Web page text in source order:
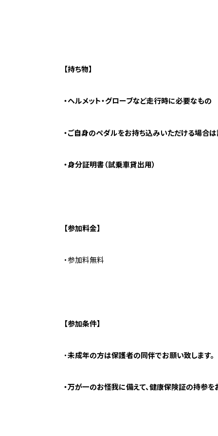
【持ち物】
・ヘルメット・グローブなど走行時に必要なもの
・ご自身のペダルをお持ち込みいただける場合
・身分証明書（試乗車貸出用）
【参加料金】
・参加料無料
【参加条件】
・未成年の方は保護者の同伴でお願い致します。
・万が一のお怪我に備えて、健康保険証の持参を